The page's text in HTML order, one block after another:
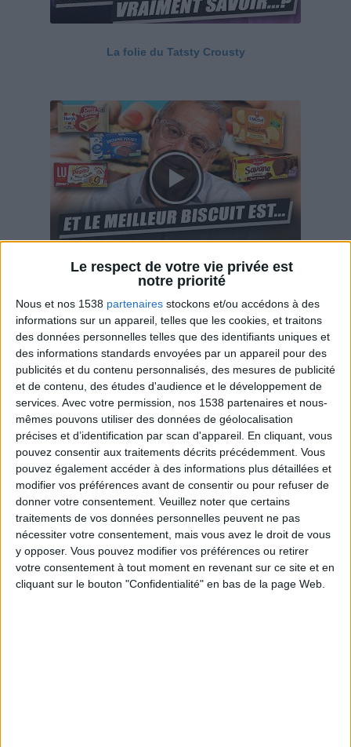
Le respect de votre vie privée est
notre priorité
Nous et nos 1538 partenaires stockons et/ou accédons à des
informations sur un appareil, telles que les cookies, et traitons
des données personnelles telles que des identifiants uniques et
des informations standards envoyées par un appareil pour des
publicités et du contenu personnalisés, des mesures de publicité
et de contenu, des études d'audience et le développement de
services. Avec votre permission, nos 1538 partenaires et nous-
mêmes pouvons utiliser des données de géolocalisation
précises et d’identification par scan d'appareil. En cliquant, vous
pouvez consentir aux traitements décrits précédemment. Vous
pouvez également accéder à des informations plus détaillées et
modifier vos préférences avant de consentir ou pour refuser de
donner votre consentement. Veuillez noter que certains
traitements de vos données personnelles peuvent ne pas
nécessiter votre consentement, mais vous avez le droit de vous
y opposer. Vous pouvez modifier vos préférences ou retirer
votre consentement à tout moment en revenant sur ce site et en
cliquant sur le bouton "Confidentialité" en bas de la page Web.
La folie du Tatsty Crousty
Savane, LU, Pepito, Harrys... Que valent vraiment
ces gâteaux ?
Webinaires en direct Voir tout
Peut-on remplacer la viande par des féculents ?
Consultation diététique du 05/08/2026